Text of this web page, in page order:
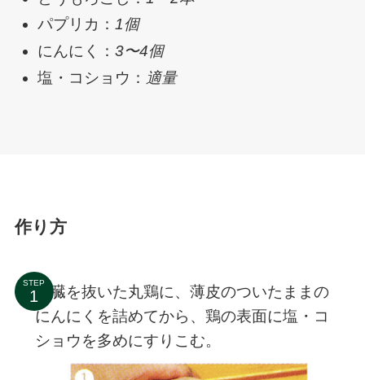
パプリカ：1個
にんにく：3〜4個
塩・コショウ： 適量
作り方
STEP
内臓を抜いた丸鶏に、薄皮のついたままの
にんにくを詰めてから、鶏の表面に塩・コ
ショウを多めにすりこむ。